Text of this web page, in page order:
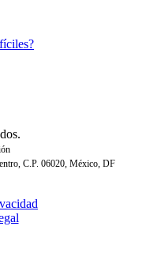
C.P. 06020, México, DF